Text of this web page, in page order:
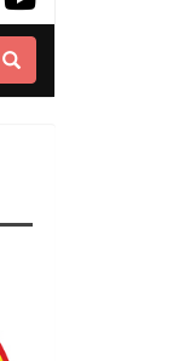
Buscar